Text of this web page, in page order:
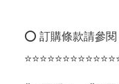
⭕ 訂購條款請參